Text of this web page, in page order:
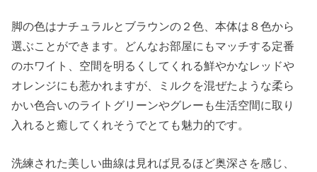
脚の色はナチュラルとブラウンの２色、本体は８色から
選ぶことができます。どんなお部屋にもマッチする定番
のホワイト、空間を明るくしてくれる鮮やかなレッドや
オレンジにも惹かれますが、ミルクを混ぜたような柔ら
かい色合いのライトグリーンやグレーも生活空間に取り
入れると癒してくれそうでとても魅力的です。
洗練された美しい曲線は見れば見るほど奥深さを感じ、